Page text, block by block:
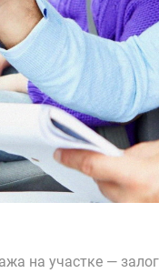
на участке —